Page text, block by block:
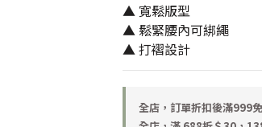
▲ 寬鬆版型
▲ 鬆緊腰內可綁繩
▲ 打褶設計
全店，訂單折扣後滿999